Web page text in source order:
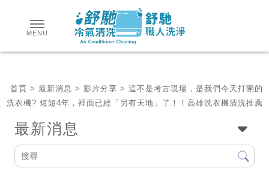
首頁 > 最新消息 > 影片分享 > 這不是考古現場，是我們今天打開的
洗衣機? 短短4年，裡面已經「另有天地」了！！高雄洗衣機清洗推薦
最新消息